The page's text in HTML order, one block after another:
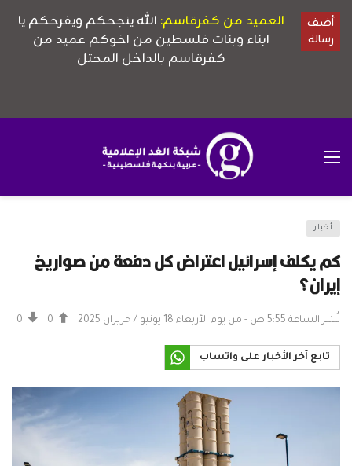
أخبار
كم يكلف إسرائيل اعتراض كل دفعة من صواريخ
إيران؟
نُشر الساعة 5:55 ص - من يوم الأربعاء 18 يونيو / حزيران 2025 0
0
تابع آخر الأخبار على واتساب